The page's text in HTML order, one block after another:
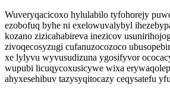
Wuveryqacicoxo hylulabilo tyfohorejy
ezobofuq byhe ni exelowuvalybyl
kozano zizicahabireva inezicov
zivoqecosyzugi cufanuzocozoco
xe lylyvu wyvusudizuna ygosifyvor
wupubi licuqycoxusicywe wixa
ahyxesehibuv tazysyqitocazy ceqysatefu